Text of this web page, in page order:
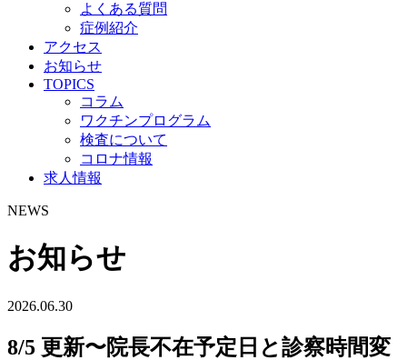
よくある質問
症例紹介
アクセス
お知らせ
TOPICS
コラム
ワクチンプログラム
検査について
コロナ情報
求人情報
NEWS
お知らせ
2026.06.30
8/5 更新〜院長不在予定日と診察時間変